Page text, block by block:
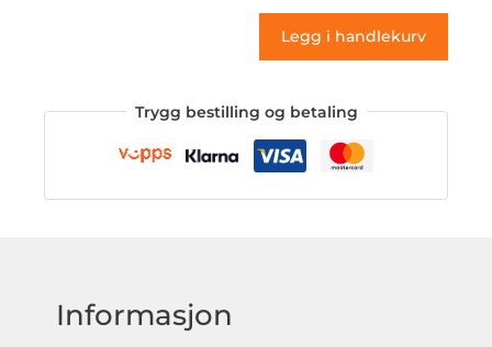
antall
Legg i handlekurv
Trygg bestilling og betaling
Informasjon